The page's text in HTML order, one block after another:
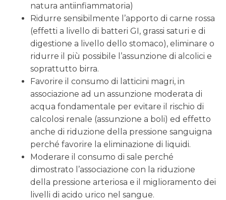
natura antiinfiammatoria)
Ridurre sensibilmente l’apporto di carne rossa
(effetti a livello di batteri GI, grassi saturi e di
digestione a livello dello stomaco), eliminare o
ridurre il più possibile l’assunzione di alcolici e
soprattutto birra.
Favorire il consumo di latticini magri, in
associazione ad un assunzione moderata di
acqua fondamentale per evitare il rischio di
calcolosi renale (assunzione a boli) ed effetto
anche di riduzione della pressione sanguigna
perché favorire la eliminazione di liquidi.
Moderare il consumo di sale perché
dimostrato l’associazione con la riduzione
della pressione arteriosa e il miglioramento dei
livelli di acido urico nel sangue.